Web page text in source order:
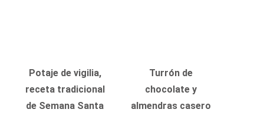
Potaje de vigilia,
receta tradicional
de Semana Santa
Turrón de
chocolate y
almendras casero